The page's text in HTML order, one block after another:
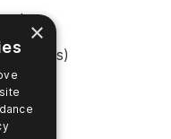
Unis)
×